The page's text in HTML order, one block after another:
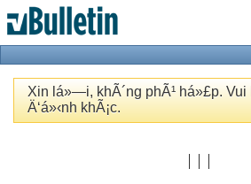
Xin lá»—i, khÃ´ng phÃ¹ há»£p.
Ä‘á»‹nh khÃ¡c.